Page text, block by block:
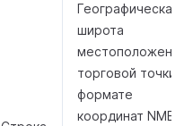
Географическая
широта
местоположения
торговой точки в
формате
координат NMEA.